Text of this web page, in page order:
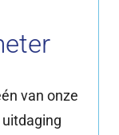
van onze